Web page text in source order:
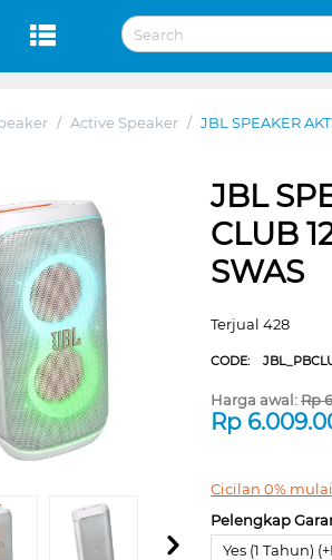
/ Active Speaker / JBL SPEAKER
JBL
CLUB
SWAS
Terjual 428
CODE:
Harga awal:Rp
Rp
Cicilan 0%
Pelengkap
Yes (1 Tahun)